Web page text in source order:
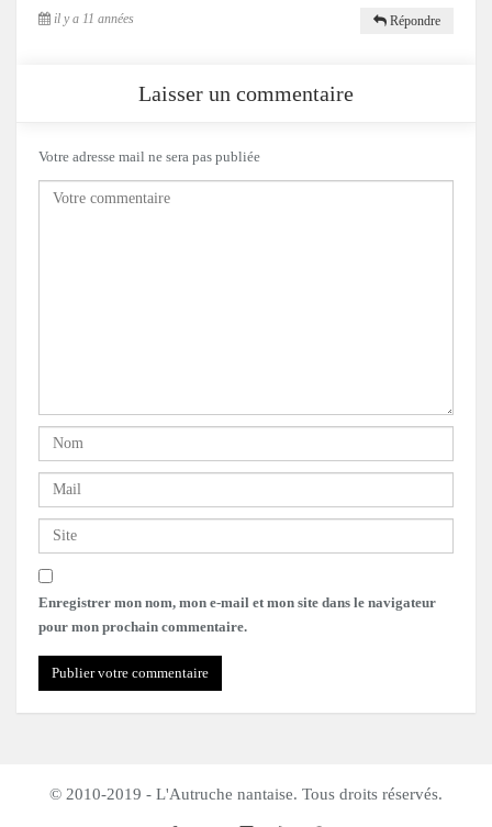
il y a 11 années Répondre
Laisser un commentaire
Votre adresse mail ne sera pas publiée
Enregistrer mon nom, mon e-mail et mon site dans le navigateur
pour mon prochain commentaire.
© 2010-2019 - L'Autruche nantaise. Tous droits réservés.